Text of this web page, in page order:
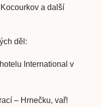
a další
děl:
International v
– Hrnečku, vař!